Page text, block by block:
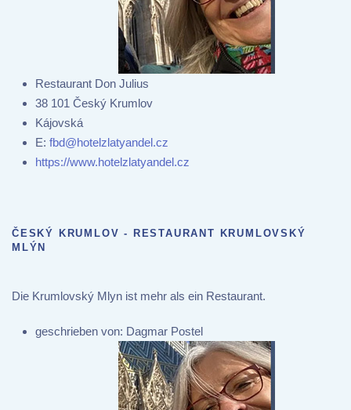
Restaurant Don Julius
38 101 Český Krumlov
Kájovská
E: fbd@hotelzlatyandel.cz
https://www.hotelzlatyandel.cz
ČESKÝ KRUMLOV - RESTAURANT KRUMLOVSKÝ
MLÝN
Die Krumlovský Mlyn ist mehr als ein Restaurant.
geschrieben von: Dagmar Postel